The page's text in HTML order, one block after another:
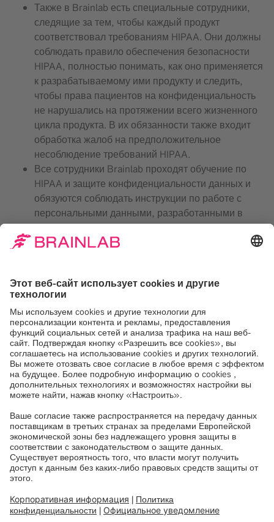
Также в Brainlab есть специальные сотрудники,
следящие за тем, чтобы каждый продукт
соответствовал требованиям HIPAA. Они должны
соблюдать правило обеспечения безопасности
HIPAA, полностью понимать, как оно применяется
к разрабатываемому ими продукту и следить,
чтобы права пациентов на конфиденциальность
не нарушались на протяжении всего жизненного
цикла продукта. В их обязанности также входит
обработка жалоб на предположительное
несоблюдение требований HIPAA.
Все сотрудники Brainlab проходят обучение по
HIPAA и защите конфиденциальности данных и
обязуются соблюдать инструкции по работе с
персональными данными, разработанными в
соответствии с HIPAA.
Intel® McAfee оценила
безопасность на «отлично»
Конфиденциальные данные пациентов необходимо
надежно охранять, чтобы они не попали в руки
злоумышленников.
Services было высоконадежным, а риск от внешних
источников угроз — минимальным.
Компания Intel® McAfee провела исследование,
определяющее, насколько хранилище Brainlab Cloud
мере может противостоять атакам и попыткам
проникновения из Интернета.